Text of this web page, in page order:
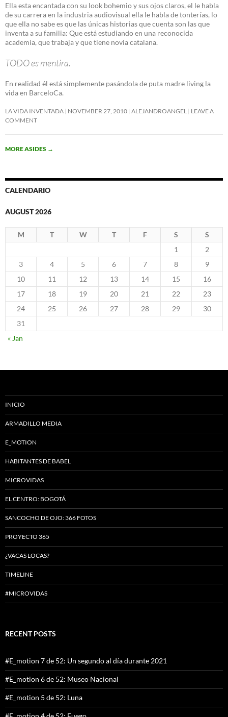
Ella esta encantada con su look bohemio y sus ojos claros, el le habla
de su carrera en la industria audiovisual ella le habla de tonterías, lo
que ella no sabe es que las únicas historias que cuenta son las que
inventa a su familia: Que está estudiando en una reconocida
academia, que trabaja y que tiene novia catalana.
TODO es mentira.
En realidad él está simplemente pasándola de puta madre living la
vida en BarceloCa.
LA VIDA INVENTADA NOVEMBER 27, 2010 ALEJANDROANGEL
LEAVE A
COMMENT
MORE ASIDES →
CALENDARIO
AUGUST 2026
M T W T F S
S
1
2
3
4 5 6 7 8
9
10
11 12 13 14 15
16
17
18 19 20 21 22
23
24
25 26 27 28 29
30
31
« Jan
INICIO
ARMADILLO MEDIA
E_MOTION
HABITANTES DE BABEL
MICROVIDAS
EL CENTRO: BOGOTÁ
SANCOCHO DE OJO: 366 FOTOS
PROYECTO 365
¿VACAS LOCAS?
TIMELINE
#MICROVIDAS
RECENT POSTS
#E_motion 7 de 52: Un segundo al día durante 2021
#E_motion 6 de 52: Museo Nacional
#E_motion 5 de 52: Luna